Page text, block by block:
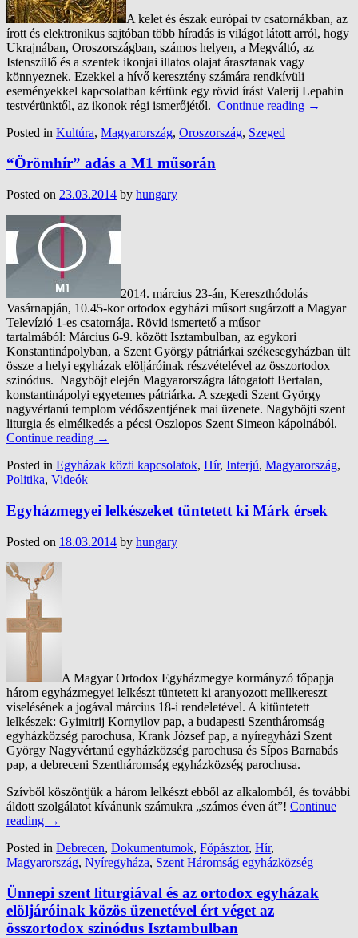
A kelet és észak európai tv csatornákban, az
írott és elektronikus sajtóban több híradás is világot látott arról, hogy
Ukrajnában, Oroszországban, számos helyen, a Megváltó, az
Istenszülő és a szentek ikonjai illatos olajat árasztanak vagy
könnyeznek. Ezekkel a hívő keresztény számára rendkívüli
eseményekkel kapcsolatban kértünk egy rövid írást Valerij Lepahin
testvérünktől, az ikonok régi ismerőjétől. Continue reading →
Posted in Kultúra, Magyarország, Oroszország, Szeged
“Örömhír” adás a M1 műsorán
Posted on 23.03.2014 by hungary
2014. március 23-án, Kereszthódolás
Vasárnapján, 10.45-kor ortodox egyházi műsort sugárzott a Magyar
Televízió 1-es csatornája. Rövid ismertető a műsor
tartalmából: Március 6-9. között Isztambulban, az egykori
Konstantinápolyban, a Szent György pátriárkai székesegyházban ült
össze a helyi egyházak elöljáróinak részvételével az összortodox
szinódus. Nagyböjt elején Magyarországra látogatott Bertalan,
konstantinápolyi egyetemes pátriárka. A szegedi Szent György
nagyvértanú templom védőszentjének mai üzenete. Nagyböjti szent
liturgia és elmélkedés a pécsi Oszlopos Szent Simeon kápolnából.
Continue reading →
Posted in Egyházak közti kapcsolatok, Hír, Interjú, Magyarország,
Politika, Videók
Egyházmegyei lelkészeket tüntetett ki Márk érsek
Posted on 18.03.2014 by hungary
A Magyar Ortodox Egyházmegye kormányzó főpapja
három egyházmegyei lelkészt tüntetett ki aranyozott mellkereszt
viselésének a jogával március 18-i rendeletével. A kitüntetett
lelkészek: Gyimitrij Kornyilov pap, a budapesti Szentháromság
egyházközség parochusa, Krank József pap, a nyíregyházi Szent
György Nagyvértanú egyházközség parochusa és Sípos Barnabás
pap, a debreceni Szentháromság egyházközség parochusa.
Szívből köszöntjük a három lelkészt ebből az alkalomból, és további
áldott szolgálatot kívánunk számukra „számos éven át”! Continue
reading →
Posted in Debrecen, Dokumentumok, Főpásztor, Hír,
Magyarország, Nyíregyháza, Szent Háromság egyházközség
Ünnepi szent liturgiával és az ortodox egyházak
elöljáróinak közös üzenetével ért véget az
összortodox szinódus Isztambulban